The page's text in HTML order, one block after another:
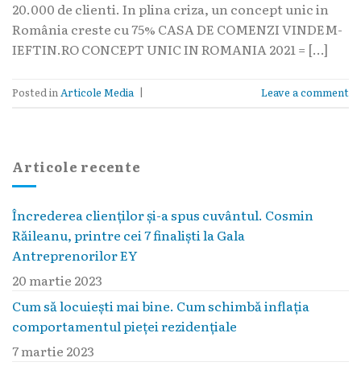
Articole recente
Încrederea clienților și-a spus cuvântul. Cosmin
Răileanu, printre cei 7 finaliști la Gala
Antreprenorilor EY
20 martie 2023
Cum să locuieşti mai bine. Cum schimbă inflaţia
comportamentul pieţei rezidenţiale
7 martie 2023
20.000 de clienti. In plina criza, un concept unic in
România creste cu 75% CASA DE COMENZI VINDEM-
IEFTIN.RO CONCEPT UNIC IN ROMANIA 2021 = […]
Posted inArticole Media | Leave a comment